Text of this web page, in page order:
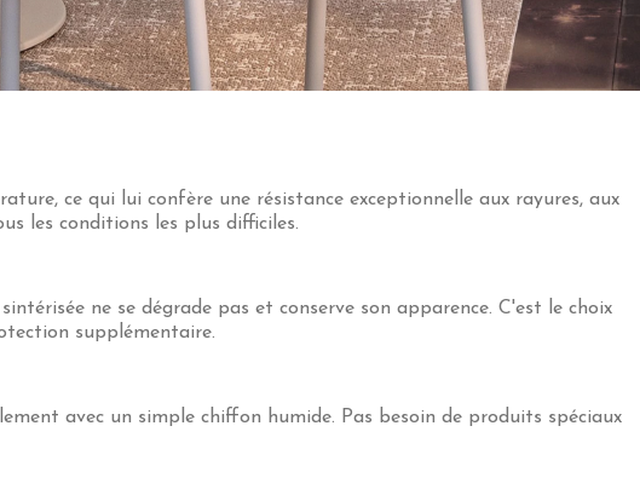
ce qui lui confère une résistance exceptionnelle aux rayures, aux
les conditions les plus difficiles.
ne se dégrade pas et conserve son apparence. C'est le choix
supplémentaire.
avec un simple chiffon humide. Pas besoin de produits spéciaux